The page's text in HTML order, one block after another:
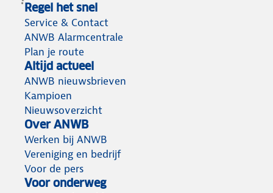
Regel het snel
Service & Contact
ANWB Alarmcentrale
Plan je route
Altijd actueel
ANWB nieuwsbrieven
Kampioen
Nieuwsoverzicht
Over ANWB
Werken bij ANWB
Vereniging en bedrijf
Voor de pers
Voor onderweg